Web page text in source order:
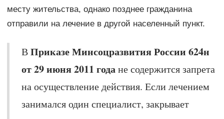
месту жительства, однако позднее гражданина
отправили на лечение в другой населенный пункт.
ВПриказе Минсоцразвития России 624н
от 29 июня 2011 годане содержится запрета
на осуществление действия. Если лечением
занимался один специалист, закрывает